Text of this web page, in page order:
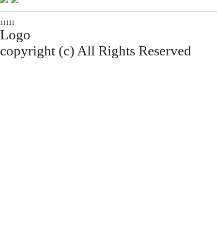
11111
Logo
copyright (c) All Rights Reserved